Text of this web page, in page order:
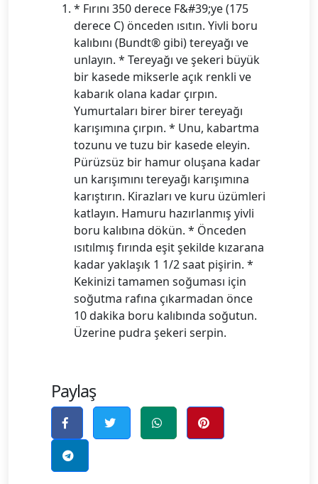
* Fırını 350 derece F&#39;ye (175
derece C) önceden ısıtın. Yivli boru
kalıbını (Bundt® gibi) tereyağı ve
unlayın. * Tereyağı ve şekeri büyük
bir kasede mikserle açık renkli ve
kabarık olana kadar çırpın.
Yumurtaları birer birer tereyağı
karışımına çırpın. * Unu, kabartma
tozunu ve tuzu bir kasede eleyin.
Pürüzsüz bir hamur oluşana kadar
un karışımını tereyağı karışımına
karıştırın. Kirazları ve kuru üzümleri
katlayın. Hamuru hazırlanmış yivli
boru kalıbına dökün. * Önceden
ısıtılmış fırında eşit şekilde kızarana
kadar yaklaşık 1 1/2 saat pişirin. *
Kekinizi tamamen soğuması için
soğutma rafına çıkarmadan önce
10 dakika boru kalıbında soğutun.
Üzerine pudra şekeri serpin.
Paylaş